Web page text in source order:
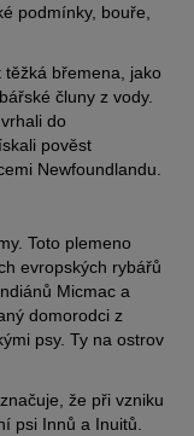
podmínky, bouře,
břemena, jako
čluny z vody.
do
pověst
Newfoundlandu.
Toto plemeno
evropských rybářů
Micmac a
domorodci z
psy. Ty na ostrov
že při vzniku
psi Innů a Inuitů.